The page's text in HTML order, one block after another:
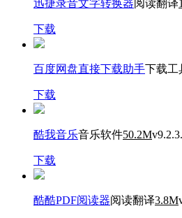
迅捷录音文字转换器 阅读翻译
下载
百度网盘直接下载助手下载工
下载
酷我音乐音乐软件50.2M
下载
酷酷PDF阅读器阅读翻译3.8M